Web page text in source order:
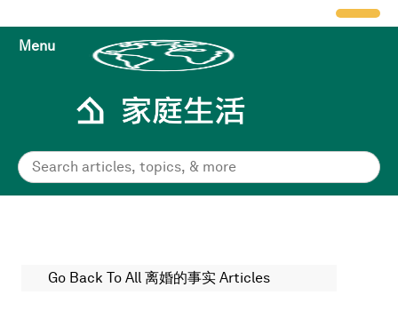
Menu
Go Back To All 离婚的事实 Articles